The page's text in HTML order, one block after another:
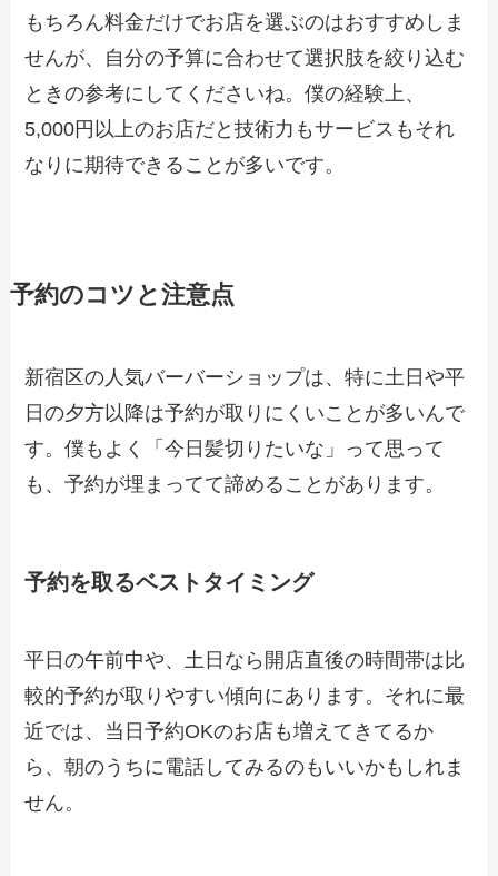
もちろん料金だけでお店を選ぶのはおすすめしま
せんが、自分の予算に合わせて選択肢を絞り込む
ときの参考にしてくださいね。僕の経験上、
5,000円以上のお店だと技術力もサービスもそれ
なりに期待できることが多いです。
予約のコツと注意点
新宿区の人気バーバーショップは、特に土日や平
日の夕方以降は予約が取りにくいことが多いんで
す。僕もよく「今日髪切りたいな」って思って
も、予約が埋まってて諦めることがあります。
予約を取るベストタイミング
平日の午前中や、土日なら開店直後の時間帯は比
較的予約が取りやすい傾向にあります。それに最
近では、当日予約OKのお店も増えてきてるか
ら、朝のうちに電話してみるのもいいかもしれま
せん。